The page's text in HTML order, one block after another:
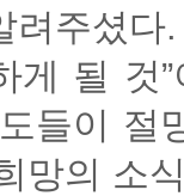
주셨
게 될 것
들이 절
망의 소